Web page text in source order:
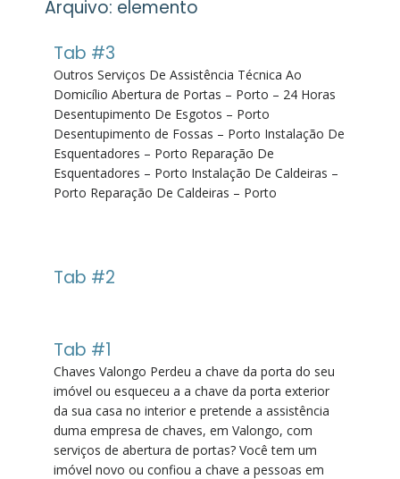
Arquivo: elemento
Tab #3
Outros Serviços De Assistência Técnica Ao
Domicílio Abertura de Portas – Porto – 24 Horas
Desentupimento De Esgotos – Porto
Desentupimento de Fossas – Porto Instalação De
Esquentadores – Porto Reparação De
Esquentadores – Porto Instalação De Caldeiras –
Porto Reparação De Caldeiras – Porto
Tab #2
Tab #1
Chaves Valongo Perdeu a chave da porta do seu
imóvel ou esqueceu a a chave da porta exterior
da sua casa no interior e pretende a assistência
duma empresa de chaves, em Valongo, com
serviços de abertura de portas? Você tem um
imóvel novo ou confiou a chave a pessoas em